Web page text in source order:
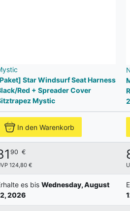
Star Windsurf Seat Harness
Red + Spreader Cover
Mystic
In den Warenkorb
90 €
124,80 €
es bis Wednesday, August
2026